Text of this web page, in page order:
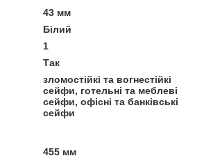
43 мм
Білий
1
Так
зломостійкі та вогнестійкі
сейфи, готельні та меблеві
сейфи, офісні та банківські
сейфи
455 мм